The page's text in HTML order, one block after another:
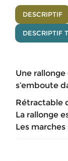
DESCRIPTIF
DESCRIPTIF
Une rallonge
s’emboute
Rétractable
La rallonge
Les